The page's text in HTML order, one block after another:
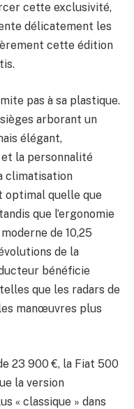
cette exclusivité,
délicatement les
cette édition
pas à sa plastique.
arborant un
élégant,
la personnalité
climatisation
quelle que
que l’ergonomie
de 10,25
de la
bénéficie
que les radars de
manœuvres plus
23 900 €, la Fiat 500
la version
« classique » dans